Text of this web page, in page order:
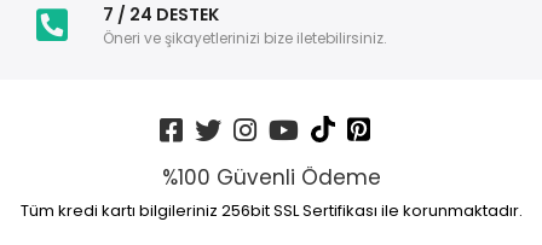
7 / 24 DESTEK
Öneri ve şikayetlerinizi bize iletebilirsiniz.
%100 Güvenli Ödeme
Tüm kredi kartı bilgileriniz 256bit SSL Sertifikası ile korunmaktadır.